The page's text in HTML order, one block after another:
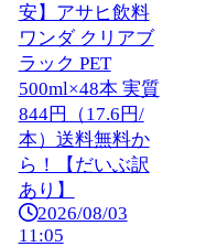
安】アサヒ飲料
ワンダ クリアブ
ラック PET
500ml×48本 実質
844円（17.6円/
本）送料無料か
ら！【だいぶ訳
あり】
2026/08/03
11:05